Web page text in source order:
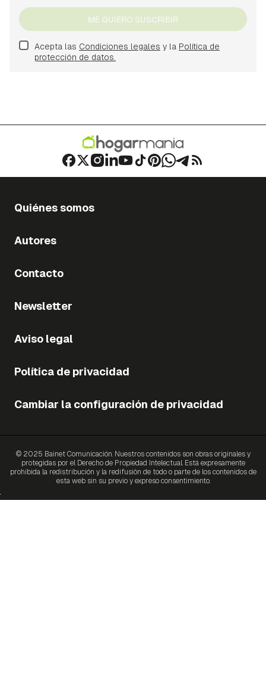
ME QUIERO SUSCRIBIR
Acepta las Condiciones legales y la Política de
protección de datos.
Quiénes somos
Autores
Contacto
Newsletter
Aviso legal
Política de privacidad
Cambiar la configuración de privacidad
© 2025 Bainet Comunicación. Nuestros contenidos son obras originales y
protegidas por el Derecho de Propiedad Intelectual. Está expresamente
prohibida la redistribución y la redifusión de todo o parte de los contenidos de
esta web sin su previo y expreso consentimiento.